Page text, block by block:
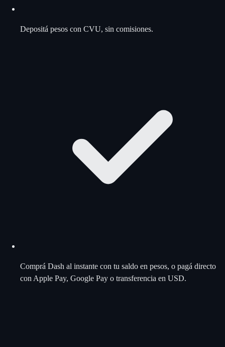
Depositá pesos con CVU, sin comisiones.
Comprá Dash al instante con tu saldo en pesos, o pagá directo
con Apple Pay, Google Pay o transferencia en USD.